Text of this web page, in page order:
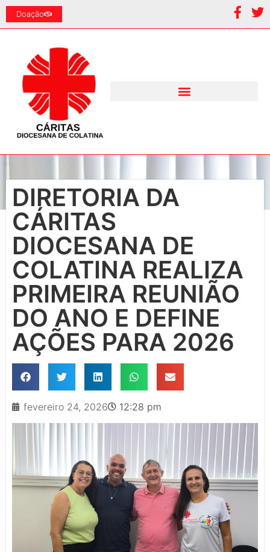
Doação
DIRETORIA DA
CÁRITAS
DIOCESANA DE
COLATINA REALIZA
PRIMEIRA REUNIÃO
DO ANO E DEFINE
AÇÕES PARA 2026
fevereiro 24, 2026 12:28 pm